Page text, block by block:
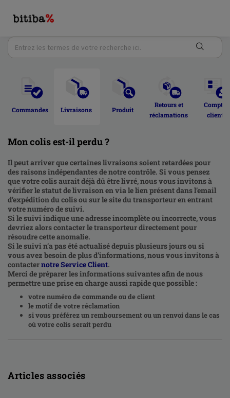
Commandes Livraisons Produit
Retours et
réclamations
Compte
client
Mon colis est-il perdu ?
Il peut arriver que certaines livraisons soient retardées pour
des raisons indépendantes de notre contrôle. Si vous pensez
que votre colis aurait déjà dû être livré, nous vous invitons à
vérifier le statut de livraison en via le lien présent dans l’email
d’expédition du colis ou sur le site du transporteur en entrant
votre numéro de suivi.
Si le suivi indique une adresse incomplète ou incorrecte, vous
devriez alors contacter le transporteur directement pour
résoudre cette anomalie.
Si le suivi n’a pas été actualisé depuis plusieurs jours ou si
vous avez besoin de plus d’informations, nous vous invitons à
contacternotre Service Client.
Merci de préparer les informations suivantes afin de nous
permettre une prise en charge aussi rapide que possible :
votre numéro de commande ou de client
le motif de votre réclamation
si vous préférez un remboursement ou un renvoi dans le cas
où votre colis serait perdu
Articles associés